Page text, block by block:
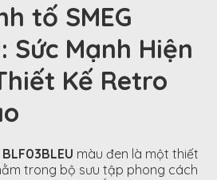
tố SMEG
Sức Mạnh Hiện
Kế Retro
màu đen là một thiết
trong bộ sưu tập phong cách